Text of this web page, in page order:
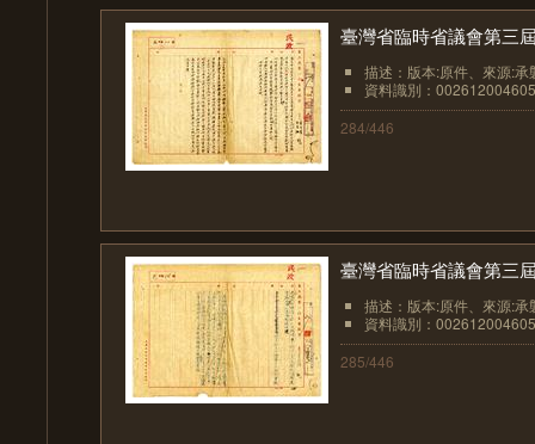
臺灣省臨時省議會第三
描述：版本:原件、來源:承
資料識別：
284/446
臺灣省臨時省議會第三
描述：版本:原件、來源:
資料識別：
285/446